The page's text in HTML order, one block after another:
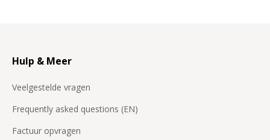
Hulp & Meer
Veelgestelde vragen
Frequently asked questions (EN)
Factuur opvragen